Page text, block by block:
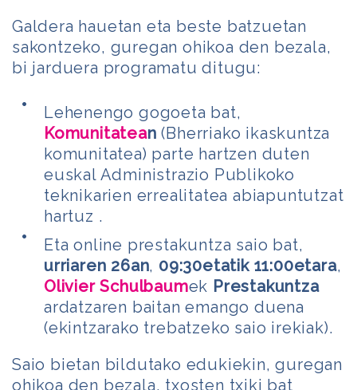
Galdera hauetan eta beste batzuetan
sakontzeko, guregan ohikoa den bezala,
bi jarduera programatu ditugu:
Lehenengo gogoeta bat,
Komunitatean (Bherriako ikaskuntza
komunitatea) parte hartzen duten
euskal Administrazio Publikoko
teknikarien errealitatea abiapuntutzat
hartuz .
Eta online prestakuntza saio bat,
urriaren 26an, 09:30etatik 11:00etara,
Olivier Schulbaumek Prestakuntza
ardatzaren baitan emango duena
(ekintzarako trebatzeko saio irekiak).
Saio bietan bildutako edukiekin, guregan
ohikoa den bezala, txosten txiki bat